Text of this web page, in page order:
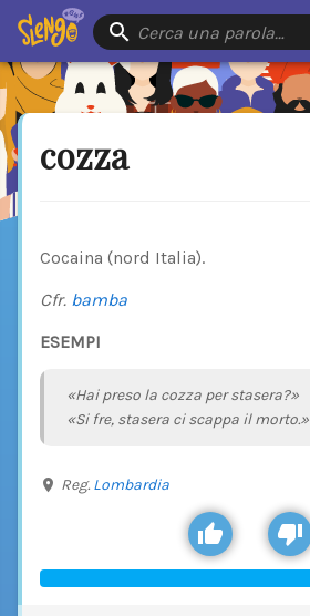
Cerca una parola…
cozza
Cocaina (nord Italia).
Cfr. bamba
ESEMPI
«Hai preso la cozza per stasera?»
«Si fre, stasera ci scappa il morto.»
Reg. Lombardia